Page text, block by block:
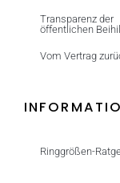
Transparenz der
öffentlichen
Vom Vertrag
Ringgrößen-